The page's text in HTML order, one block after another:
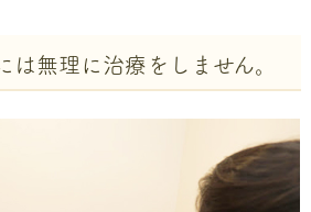
は無理に治療をしません。